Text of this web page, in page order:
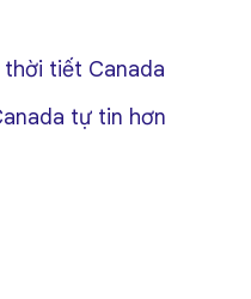
thời tiết Canada
tự tin hơn